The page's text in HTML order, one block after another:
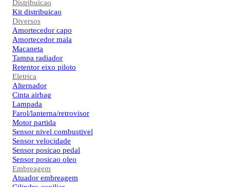
Distribuicao
Kit distribuicao
Diversos
Amortecedor capo
Amortecedor mala
Macaneta
Tampa radiador
Retentor eixo piloto
Eletrica
Alternador
Cinta airbag
Lampada
Farol/lanterna/retrovisor
Motor partida
Sensor nivel combustivel
Sensor velocidade
Sensor posicao pedal
Sensor posicao oleo
Embreagem
Atuador embreagem